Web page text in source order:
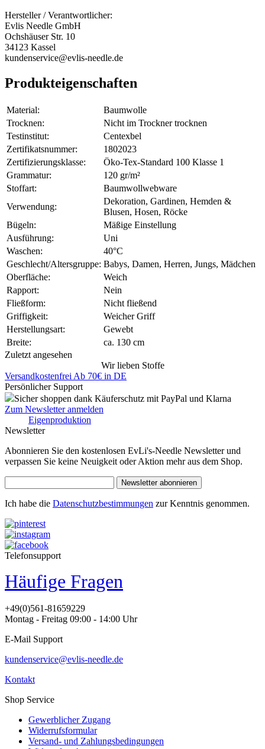
Hersteller / Verantwortlicher:
Evlis Needle GmbH
Ochshäuser Str. 10
34123 Kassel
kundenservice@evlis-needle.de
Produkteigenschaften
Material:
Baumwolle
Trocknen:
Nicht im Trockner trocknen
Testinstitut:
Centexbel
Zertifikatsnummer:
1802023
Zertifizierungsklasse:
Öko-Tex-Standard 100 Klasse 1
Grammatur:
120 gr/m²
Stoffart:
Baumwollwebware
Verwendung:
Dekoration, Gardinen, Hemden &
Blusen, Hosen, Röcke
Bügeln:
Mäßige Einstellung
Ausführung:
Uni
Waschen:
40°C
Geschlecht/Altersgruppe: Babys, Damen, Herren, Jungs, Mädchen
Oberfläche:
Weich
Rapport:
Nein
Fließform:
Nicht fließend
Griffigkeit:
Weicher Griff
Herstellungsart:
Gewebt
Breite:
ca. 130 cm
Zuletzt angesehen
Wir lieben Stoffe
Versandkostenfrei Ab 70€ in DE
Persönlicher Support
Sicher shoppen dank Käuferschutz mit PayPal und Klarna
Zum Newsletter anmelden
Eigenproduktion
Newsletter
Abonnieren Sie den kostenlosen EvLi's-Needle Newsletter und
verpassen Sie keine Neuigkeit oder Aktion mehr aus dem Shop.
Newsletter abonnieren
Ich habe die Datenschutzbestimmungen zur Kenntnis genommen.
Telefonsupport
Häufige Fragen
+49(0)561-81659229
Montag - Freitag 09:00 - 14:00 Uhr
E-Mail Support
kundenservice@evlis-needle.de
Kontakt
Shop Service
Gewerblicher Zugang
Widerrufsformular
Versand- und Zahlungsbedingungen